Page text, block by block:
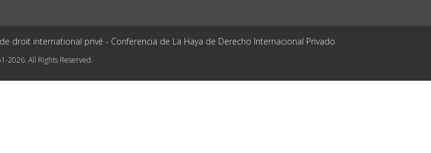
droit international privé - Conferencia de La Haya de Derecho Internacional Privado
2026. All Rights Reserved.